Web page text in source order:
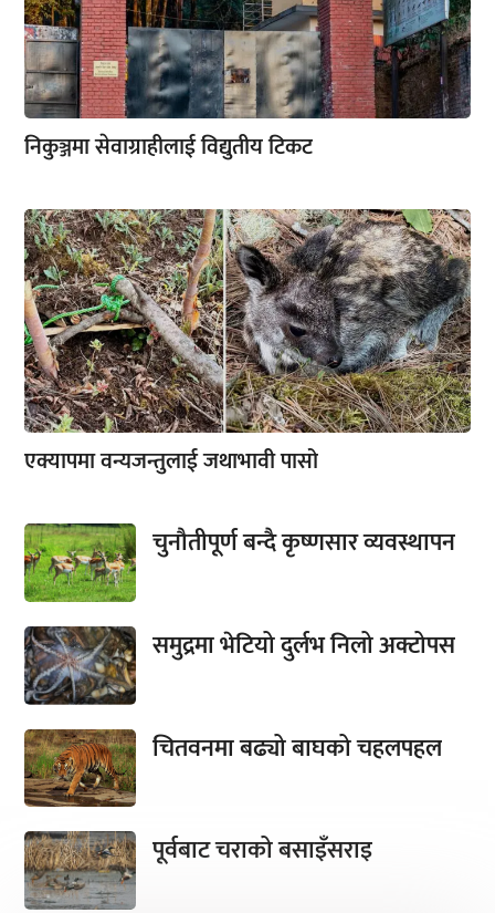
निकुञ्जमा सेवाग्राहीलाई विद्युतीय टिकट
एक्यापमा वन्यजन्तुलाई जथाभावी पासो
चुनौतीपूर्ण बन्दै कृष्णसार व्यवस्थापन
समुद्रमा भेटियो दुर्लभ निलो अक्टोपस
चितवनमा बढ्यो बाघको चहलपहल
पूर्वबाट चराको बसाइँसराइ